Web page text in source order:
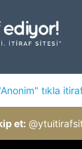
tıkla
et: